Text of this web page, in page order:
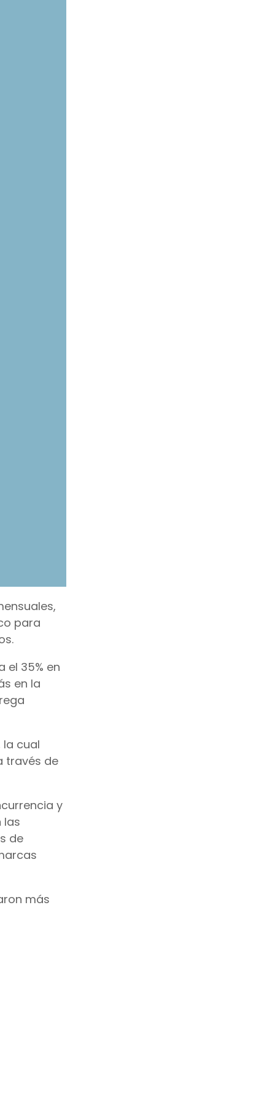
para
el 35% en
en la
la cual
través de
y
las
de
más